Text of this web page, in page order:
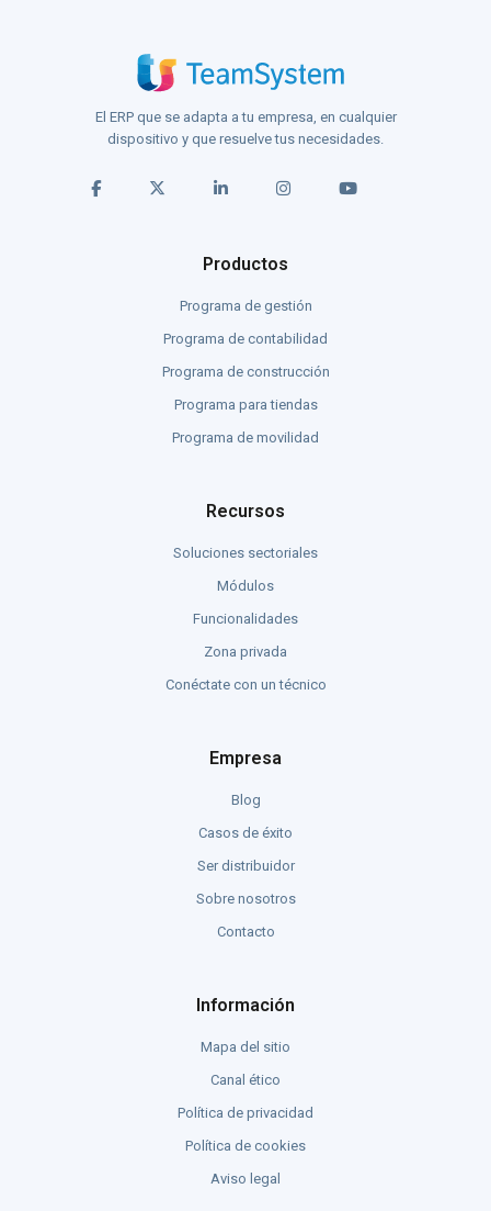
El ERP que se adapta a tu empresa, en cualquier
dispositivo y que resuelve tus necesidades.
Productos
Programa de gestión
Programa de contabilidad
Programa de construcción
Programa para tiendas
Programa de movilidad
Recursos
Soluciones sectoriales
Módulos
Funcionalidades
Zona privada
Conéctate con un técnico
Empresa
Blog
Casos de éxito
Ser distribuidor
Sobre nosotros
Contacto
Información
Mapa del sitio
Canal ético
Política de privacidad
Política de cookies
Aviso legal